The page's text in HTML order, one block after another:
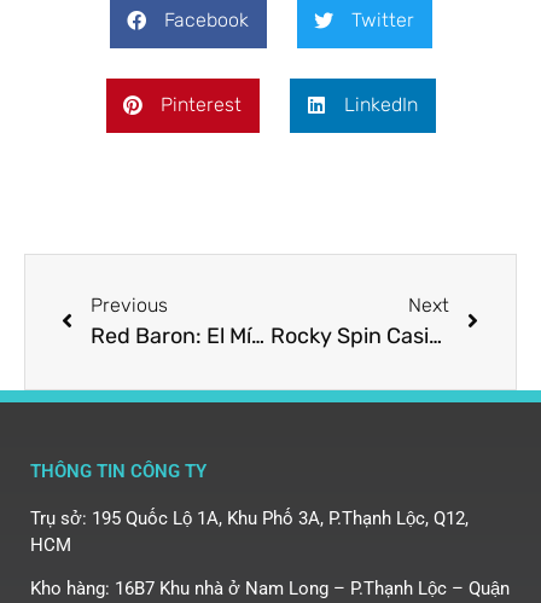
Facebook Twitter
Pinterest LinkedIn
Previous
Red Baron: El Mítico Game de Azar que Dominó los Aires del Ocio
Next
Rocky Spin Casinò: La Tua Destinazione di Intrattenimento di Lusso nel 2024
THÔNG TIN CÔNG TY
Trụ sở: 195 Quốc Lộ 1A, Khu Phố 3A, P.Thạnh Lộc, Q12,
HCM
Kho hàng: 16B7 Khu nhà ở Nam Long – P.Thạnh Lộc – Quận